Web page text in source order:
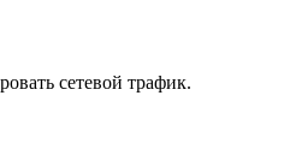
сетевой трафик.